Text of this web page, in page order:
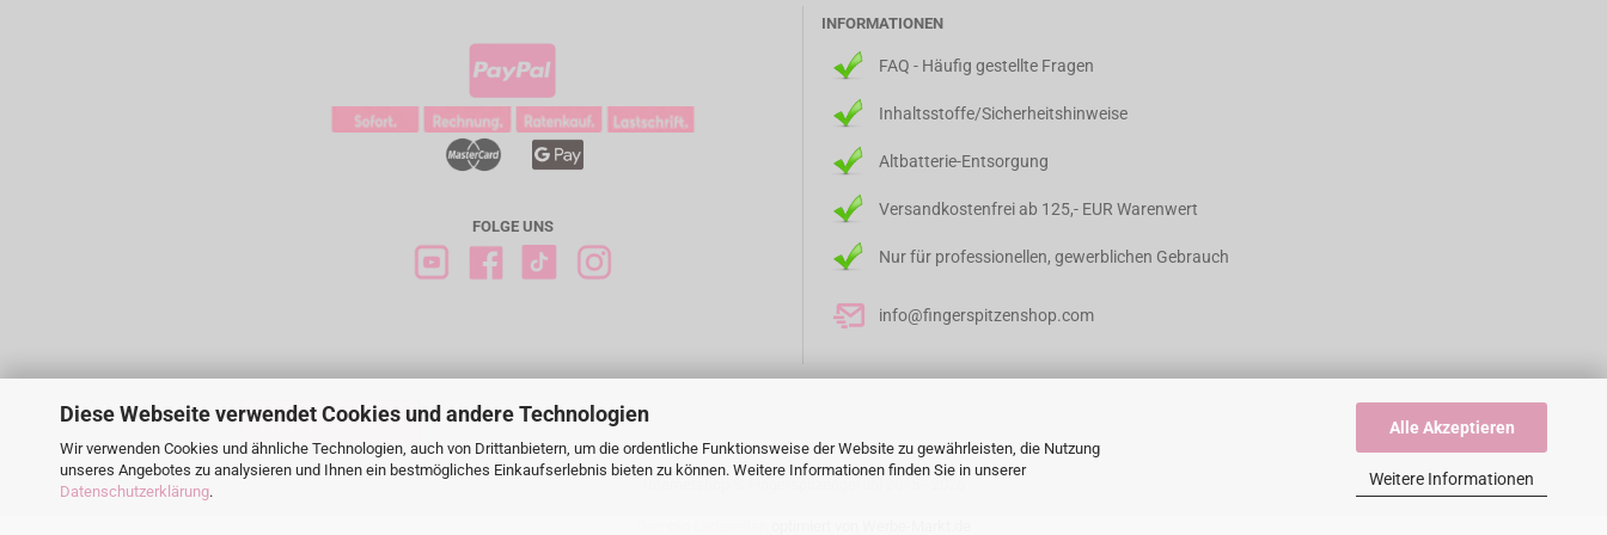
Diese Webseite verwendet Cookies und andere Technologien
Wir verwenden Cookies und ähnliche Technologien, auch von Drittanbietern, um die ordentliche Funktionsweise der Website zu gewährleisten, die Nutzung
unseres Angebotes zu analysieren und Ihnen ein bestmögliches Einkaufserlebnis bieten zu können. Weitere Informationen finden Sie in unserer
Datenschutzerklärung.
Alle Akzeptieren
Weitere Informationen
FOLGE UNS
INFORMATIONEN
FAQ - Häufig gestellte Fragen
Inhaltsstoffe/Sicherheitshinweise
Altbatterie-Entsorgung
Versandkostenfrei ab 125,- EUR Warenwert
Nur für professionellen, gewerblichen Gebrauch
info@fingerspitzenshop.com
Vertrag widerrufen